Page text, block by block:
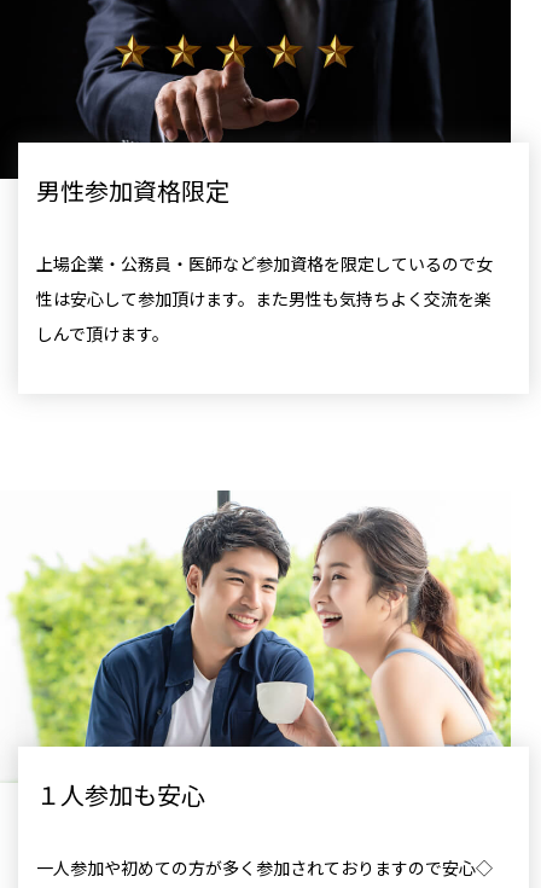
男性参加資格限定
上場企業・公務員・医師など参加資格を限定しているので女
性は安心して参加頂けます。また男性も気持ちよく交流を楽
しんで頂けます。
１人参加も安心
一人参加や初めての方が多く参加されておりますので安心◇